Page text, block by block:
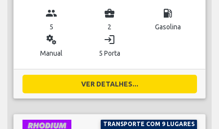
group
5
business_center
2
local_gas_station
Gasolina
miscellaneous_services
Manual
login
5 Porta
VER DETALHES...
TRANSPORTE COM 9 LUGARES